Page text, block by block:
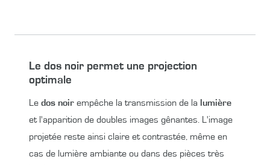
Le dos noir permet une projection
optimale
Le dos noir empêche la transmission de la lumière
et l'apparition de doubles images gênantes. L'image
projetée reste ainsi claire et contrastée, même en
cas de lumière ambiante ou dans des pièces très